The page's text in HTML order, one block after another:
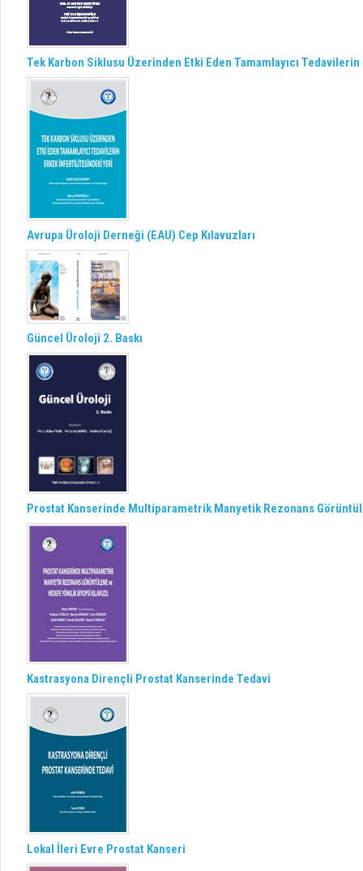
Tek Karbon Siklusu Üzerinden Etki Eden Tamamlayıcı
Avrupa Üroloji Derneği (EAU) Cep Kılavuzları
Güncel Üroloji 2. Baskı
Prostat Kanserinde Multiparametrik Manyetik Rezonans
Kastrasyona Dirençli Prostat Kanserinde Tedavi
Lokal İleri Evre Prostat Kanseri